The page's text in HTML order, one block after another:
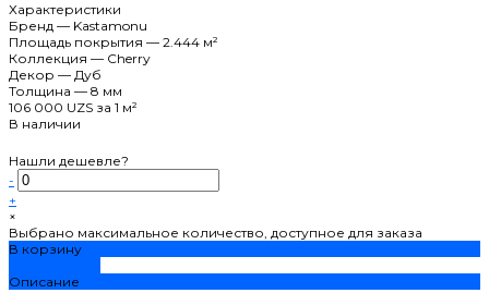
Характеристики
Бренд — Kastamonu
Площадь покрытия — 2.444 м²
Коллекция — Cherry
Декор — Дуб
Толщина — 8 мм
106 000 UZS за 1 м²
В наличии
Нашли дешевле?
-
+
×
Выбрано максимальное количество, доступное для заказа
В корзину
Описание